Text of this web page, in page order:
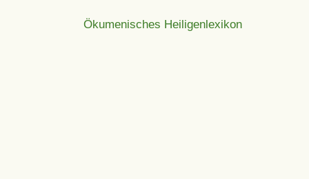
Ökumenisches Heiligenlexikon